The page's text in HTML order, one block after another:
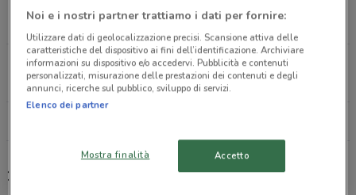
2.9 km
Viale Vittorio Veneto 10-12 Grottaferrata
2.9 km
1mobile, offerte e negozi
Noi e i nostri partner trattiamo i dati per fornire:
Utilizzare dati di geolocalizzazione precisi. Scansione attiva delle
caratteristiche del dispositivo ai fini dell’identificazione. Archiviare
informazioni su dispositivo e/o accedervi. Pubblicità e contenuti
personalizzati, misurazione delle prestazioni dei contenuti e degli
annunci, ricerche sul pubblico, sviluppo di servizi.
Elenco dei partner
Mostra finalità Accetto